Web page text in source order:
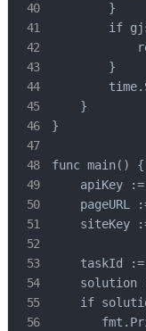
        }
if
        }
    }
}
func main() {
apiKey
pageURL
siteKey
taskId
solution
if